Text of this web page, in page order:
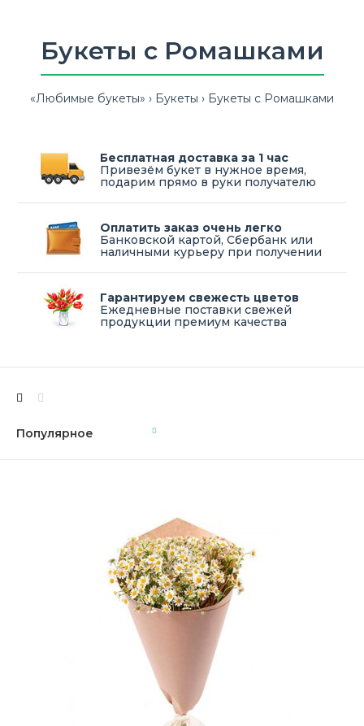
Букеты с Ромашками
«Любимые букеты» Букеты Букеты с Ромашками
Бесплатная доставка за 1 час
Привезём букет в нужное время,
подарим прямо в руки получателю
Оплатить заказ очень легко
Банковской картой, Сбербанк или
наличными курьеру при получении
Гарантируем свежесть цветов
Ежедневные поставки свежей
продукции премиум качества